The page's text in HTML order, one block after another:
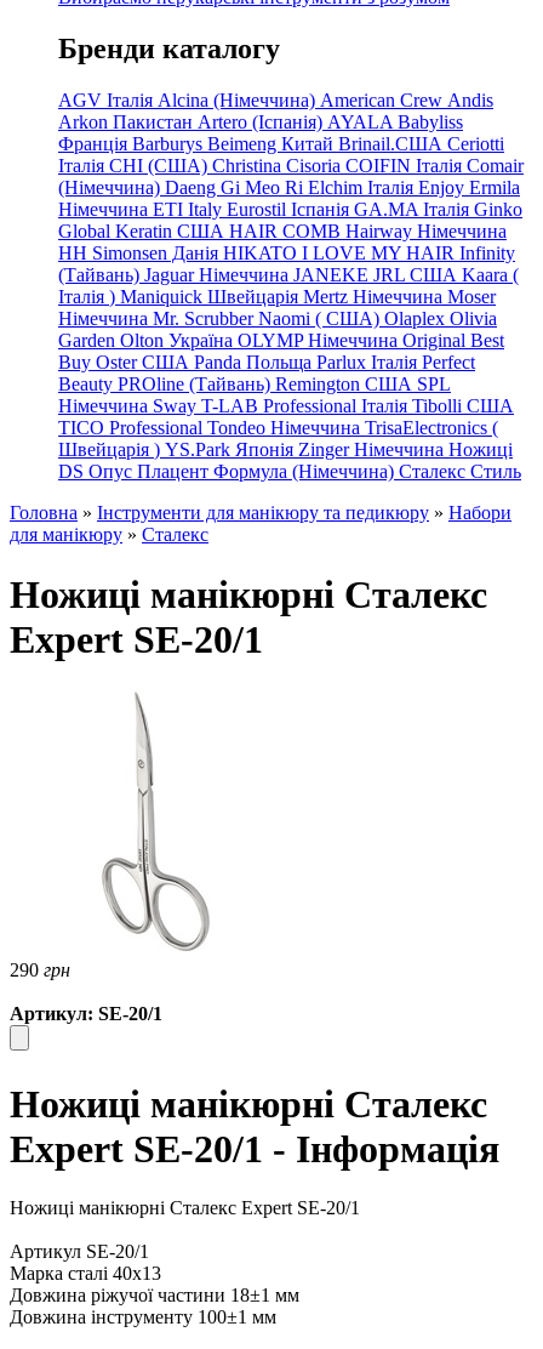
Бренди каталогу
AGV Італія Alcina (Німеччина) American Crew Andis
Arkon Пакистан Artero (Іспанія) AYALA Babyliss
Франція Barburys Beimeng Китай Brinail.США Ceriotti
Італія CHI (США) Christina Cisoria COIFIN Італія Comair
(Німеччина) Daeng Gi Meo Ri Elchim Італія Enjoy Ermila
Німеччина ETI Italy Eurostil Іспанія GA.MA Італія Ginko
Global Keratin США HAIR COMB Hairway Німеччина
HH Simonsen Данія HIKATO I LOVE MY HAIR Infinity
(Тайвань) Jaguar Німеччина JANEKE JRL США Kaara (
Італія ) Maniquick Швейцарія Mertz Німеччина Moser
Німеччина Mr. Scrubber Naomi ( США) Olaplex Olivia
Garden Olton Україна OLYMP Німеччина Original Best
Buy Oster США Panda Польща Parlux Італія Perfect
Beauty PROline (Тайвань) Remington США SPL
Німеччина Sway T-LAB Professional Італія Tibolli США
TICO Professional Tondeo Німеччина TrisaElectronics (
Швейцарія ) YS.Park Японія Zinger Німеччина Ножиці
DS Опус Плацент Формула (Німеччина) Сталекс Стиль
Головна » Інструменти для манікюру та педикюру » Набори
для манікюру » Сталекс
Ножиці манікюрні Сталекс
Expert SE-20/1
290 грн
Артикул: SE-20/1
Ножиці манікюрні Сталекс
Expert SE-20/1 - Інформація
Ножиці манікюрні Сталекс Expert SE-20/1
Артикул SE-20/1
Марка сталі 40х13
Довжина ріжучої частини 18±1 мм
Довжина інструменту 100±1 мм